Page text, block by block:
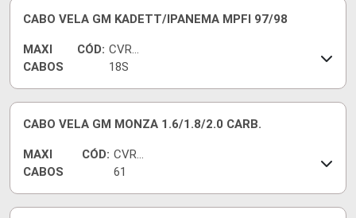
CABO VELA GM KADETT/IPANEMA MPFI 97/98
MAXI
CABOS
CÓD: CVR94
18S
CABO VELA GM MONZA 1.6/1.8/2.0 CARB.
MAXI
CABOS
CÓD: CVRG
61